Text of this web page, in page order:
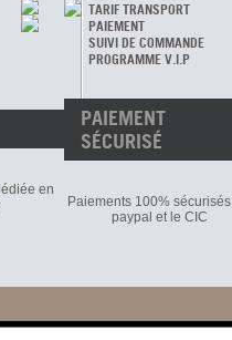
TARIF TRANSPORT
PAIEMENT
SUIVI DE COMMANDE
PROGRAMME V.I.P
en
PAIEMENT
SÉCURISÉ
Paiements 100%
paypal et le CIC